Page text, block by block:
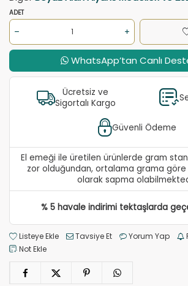
ADET
WhatsApp’tan Canlı
Ücretsiz ve
Sigortalı Kargo
Güvenli Ödeme
El emeği ile üretilen ürünlerde gram
zor olduğundan, ortalama grama göre
olarak sapma
% 5 havale indirimi tektaşlarda
Listeye Ekle Tavsiye Et Yorum Yap
Not Ekle